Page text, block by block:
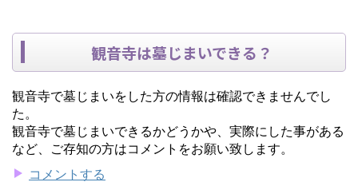
観音寺は墓じまいできる？
観音寺で墓じまいをした方の情報は確認できませんでし
た。
観音寺で墓じまいできるかどうかや、実際にした事がある
など、ご存知の方はコメントをお願い致します。
コメントする